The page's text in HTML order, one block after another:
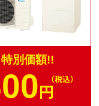
別価額!!
円
（税込）